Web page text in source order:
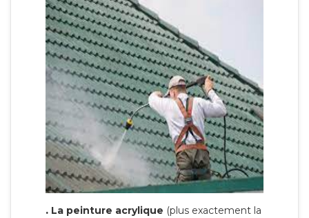
. La peinture acrylique (plus exactement la